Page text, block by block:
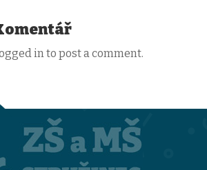
in to post a comment.